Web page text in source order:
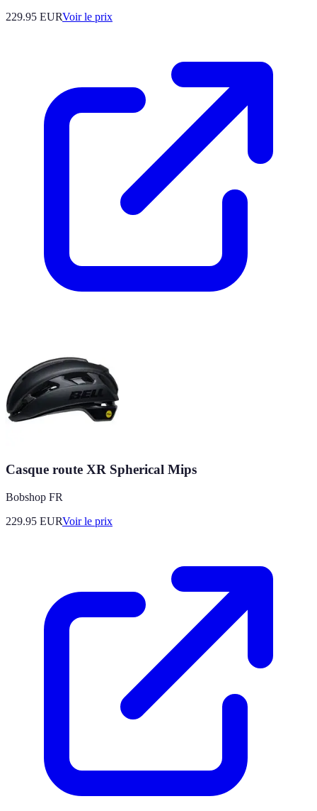
229.95 EURVoir le prix
Casque route XR Spherical Mips
Bobshop FR
229.95 EURVoir le prix